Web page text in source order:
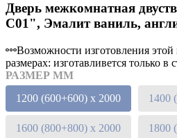
Дверь межкомнатная
C01", Эмалит ваниль,
Возможности изготовления
размерах: изготавливется только в
РАЗМЕР ММ
1200 (600+600) х 2000
1400
1600 (800+800) х 2000 1800